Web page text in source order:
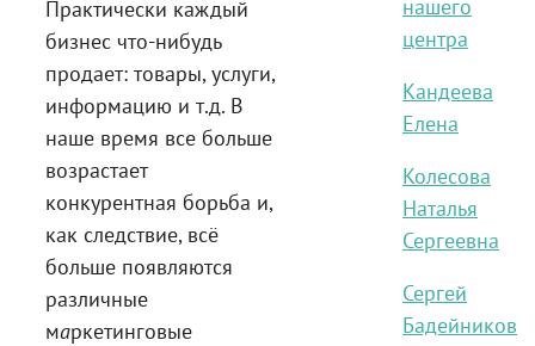
Практически каждый
бизнес что-нибудь
продает: товары, услуги,
информацию и т.д. В
наше время все больше
возрастает
конкурентная борьба и,
как следствие, всё
больше появляются
различные
маркетинговые
нашего
центра
Кандеева
Елена
Колесова
Наталья
Сергеевна
Сергей
Бадейников